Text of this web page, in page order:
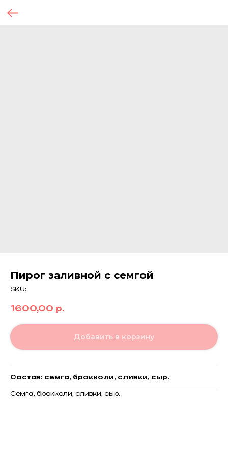
Пирог заливной с семгой
SKU:
1600,00 р.
Добавить в корзину
Состав: семга, брокколи, сливки, сыр.
Семга, брокколи, сливки, сыр.